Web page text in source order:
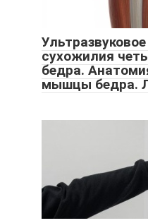
сухожилия
бедра.
мышцы бедра.